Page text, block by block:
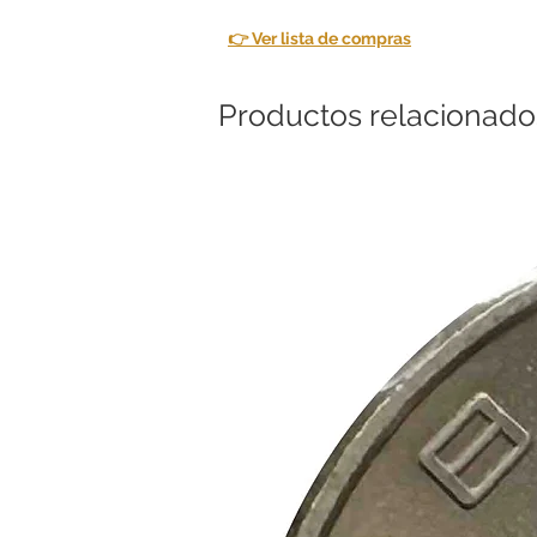
👉 Ver lista de compras
Productos